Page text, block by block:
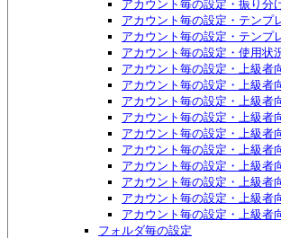
アカウント毎の設定・振り分
アカウント毎の設定・テンプ
アカウント毎の設定・テンプ
アカウント毎の設定・使用状
アカウント毎の設定・上級者
アカウント毎の設定・上級者
アカウント毎の設定・上級者
アカウント毎の設定・上級者
アカウント毎の設定・上級者
アカウント毎の設定・上級者
アカウント毎の設定・上級者
アカウント毎の設定・上級者
アカウント毎の設定・上級者
アカウント毎の設定・上級者
フォルダ毎の設定